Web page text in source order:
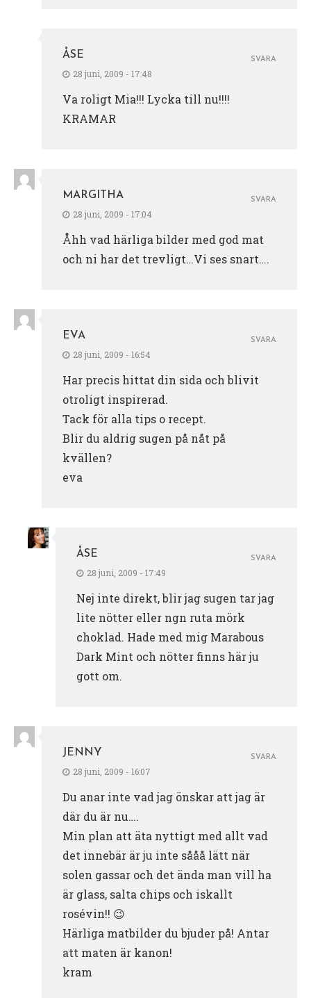
ÅSE
28 juni, 2009 - 17:48
Va roligt Mia!!! Lycka till nu!!!!
KRAMAR
SVARA
MARGITHA
28 juni, 2009 - 17:04
Åhh vad härliga bilder med god mat
och ni har det trevligt…Vi ses snart….
SVARA
EVA
28 juni, 2009 - 16:54
Har precis hittat din sida och blivit
otroligt inspirerad.
Tack för alla tips o recept.
Blir du aldrig sugen på nåt på
kvällen?
eva
SVARA
ÅSE
28 juni, 2009 - 17:49
Nej inte direkt, blir jag sugen tar jag
lite nötter eller ngn ruta mörk
choklad. Hade med mig Marabous
Dark Mint och nötter finns här ju
gott om.
SVARA
JENNY
28 juni, 2009 - 16:07
Du anar inte vad jag önskar att jag är
där du är nu….
Min plan att äta nyttigt med allt vad
det innebär är ju inte sååå lätt när
solen gassar och det ända man vill ha
är glass, salta chips och iskallt
rosévin!! 😉
Härliga matbilder du bjuder på! Antar
att maten är kanon!
kram
SVARA